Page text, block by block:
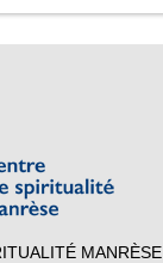
MANRÈSE